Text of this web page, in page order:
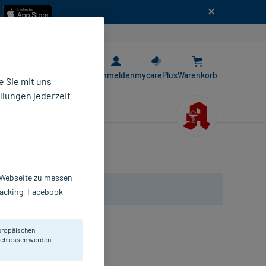
AnmeldenmycarePlusWarenkorb
Sie mit uns
jederzeit
zu messen
Facebook
werden